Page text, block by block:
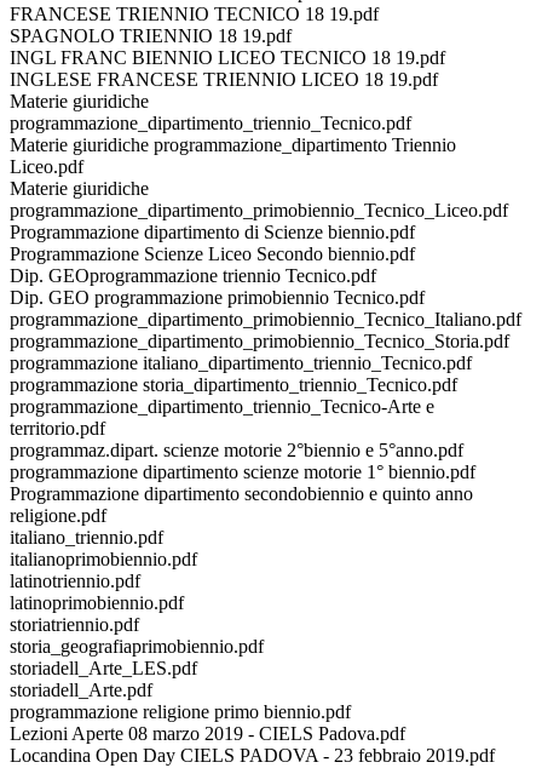
FRANCESE TRIENNIO TECNICO 18 19.pdf
SPAGNOLO TRIENNIO 18 19.pdf
INGL FRANC BIENNIO LICEO TECNICO 18 19.pdf
INGLESE FRANCESE TRIENNIO LICEO 18 19.pdf
Materie giuridiche
programmazione_dipartimento_triennio_Tecnico.pdf
Materie giuridiche programmazione_dipartimento Triennio
Liceo.pdf
Materie giuridiche
programmazione_dipartimento_primobiennio_Tecnico_Liceo.pdf
Programmazione dipartimento di Scienze biennio.pdf
Programmazione Scienze Liceo Secondo biennio.pdf
Dip. GEOprogrammazione triennio Tecnico.pdf
Dip. GEO programmazione primobiennio Tecnico.pdf
programmazione_dipartimento_primobiennio_Tecnico_Italiano.pdf
programmazione_dipartimento_primobiennio_Tecnico_Storia.pdf
programmazione italiano_dipartimento_triennio_Tecnico.pdf
programmazione storia_dipartimento_triennio_Tecnico.pdf
programmazione_dipartimento_triennio_Tecnico-Arte e
territorio.pdf
programmaz.dipart. scienze motorie 2°biennio e 5°anno.pdf
programmazione dipartimento scienze motorie 1° biennio.pdf
Programmazione dipartimento secondobiennio e quinto anno
religione.pdf
italiano_triennio.pdf
italianoprimobiennio.pdf
latinotriennio.pdf
latinoprimobiennio.pdf
storiatriennio.pdf
storia_geografiaprimobiennio.pdf
storiadell_Arte_LES.pdf
storiadell_Arte.pdf
programmazione religione primo biennio.pdf
Lezioni Aperte 08 marzo 2019 - CIELS Padova.pdf
Locandina Open Day CIELS PADOVA - 23 febbraio 2019.pdf